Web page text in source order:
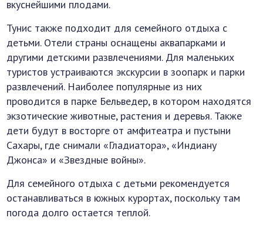
вкуснейшими плодами.
Тунис также подходит для семейного отдыха с
детьми. Отели страны оснащены аквапарками и
другими детскими развлечениями. Для маленьких
туристов устраиваются экскурсии в зоопарк и парки
развлечений. Наиболее популярные из них
проводится в парке Бельведер, в котором находятся
экзотические животные, растения и деревья. Также
дети будут в восторге от амфитеатра и пустыни
Сахары, где снимали «Гладиатора», «Индиану
Джонса» и «Звездные войны».
Для семейного отдыха с детьми рекомендуется
останавливаться в южных курортах, поскольку там
погода долго остается теплой.